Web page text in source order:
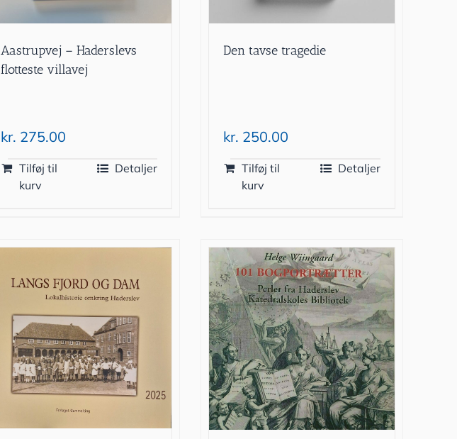
Aastrupvej – Haderslevs
flotteste villavej
kr. 275.00
Tilføj til
kurv
Detaljer
Den tavse tragedie
kr. 250.00
Tilføj til
kurv
Detaljer